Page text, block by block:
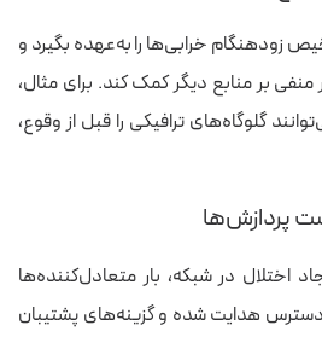
زودهنگام خرابی‌ها را به‌عهده بگیرد و
منفی بر منابع دیگر کمک کند. برای مثال،
گلوگاه‌های ترافیکی را قبل از وقوع،
پردازش‌ها
اختلال در شبکه، بار متعادل‌کننده‌ها
دسترس هدایت شده و گزینه‌های پشتیبان